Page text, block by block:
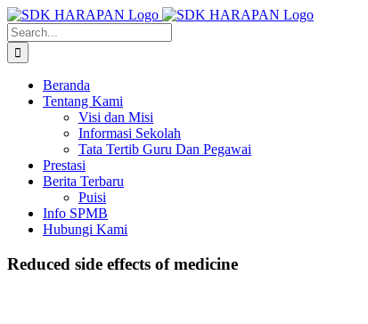
Skip
to
content
Search
for:
Beranda
Tentang Kami
Visi dan Misi
Informasi Sekolah
Tata Tertib Guru Dan Pegawai
Prestasi
Berita Terbaru
Puisi
Info SPMB
Hubungi Kami
Reduced side effects of medicine